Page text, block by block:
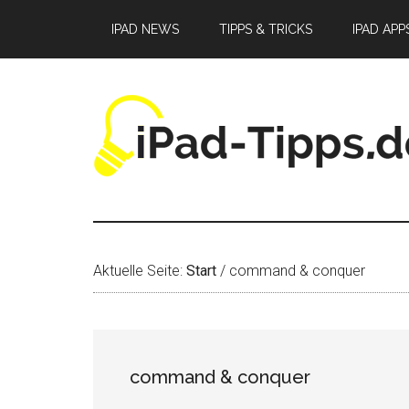
springen
springen
springen
IPAD NEWS TIPPS & TRICKS IPAD
Aktuelle Seite: Start / command & conquer
command & conquer